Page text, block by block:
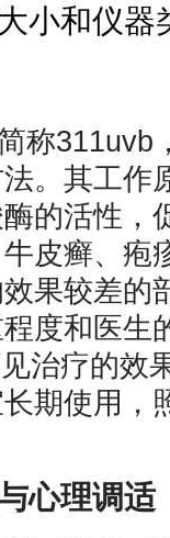
小和仪器
称311uvb
。其工作
的活性，
皮癣、疱
果较差的
度和医生
治疗的效
期使用，
心理调适